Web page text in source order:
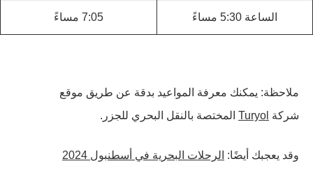
الساعة 5:30 مساءً 7:05 مساءً
ملاحظة: يمكنك معرفة المواعيد بدقة عن طريق موقع
شركة Turyol المختصة بالنقل البحري للجزر.
وقد يعجبك أيضًا: الرحلات البحرية في أسطنبول 2024